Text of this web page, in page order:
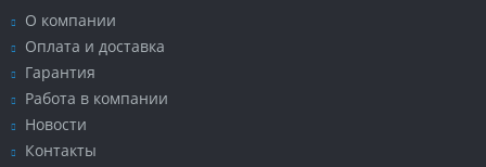
О компании
Оплата и доставка
Гарантия
Работа в компании
Новости
Контакты